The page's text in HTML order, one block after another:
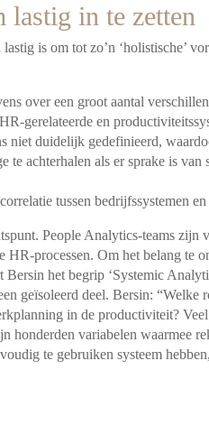
in te zetten
is om tot zo’n ‘holistische’
over een groot aantal
gerelateerde en
niet duidelijk gedefinieerd,
te achterhalen als er sprake is van
tussen bedrijfssystemen
People Analytics-teams zijn
processen. Om het belang te
Bersin het begrip ‘Systemic
geïsoleerd deel. Bersin: “Welke
in de productiviteit?
honderden variabelen waarmee
te gebruiken systeem